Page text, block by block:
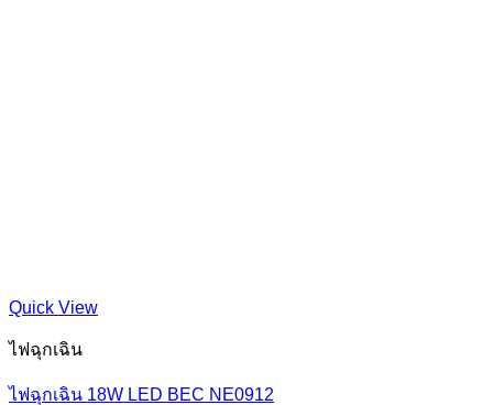
Quick View
ไฟฉุกเฉิน
ไฟฉุกเฉิน 18W LED BEC NE0912